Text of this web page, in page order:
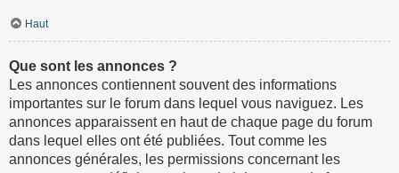
Haut
Que sont les annonces ?
Les annonces contiennent souvent des informations
importantes sur le forum dans lequel vous naviguez. Les
annonces apparaissent en haut de chaque page du forum
dans lequel elles ont été publiées. Tout comme les
annonces générales, les permissions concernant les